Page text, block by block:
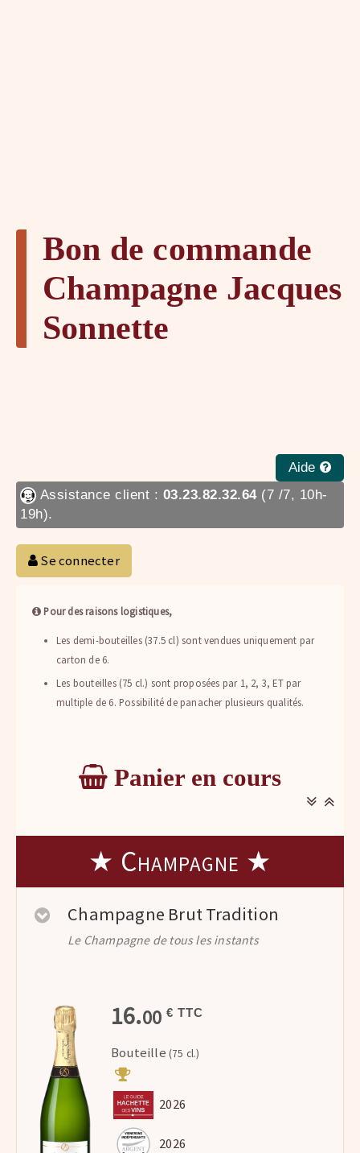
Bon de commande
Champagne Jacques
Sonnette
Aide
Assistance client : 03.23.82.32.64(7 /7, 10h-
19h).
Se connecter
Pour des raisons logistiques,
Les demi-bouteilles (37.5 cl) sont vendues uniquement par
carton de 6.
Les bouteilles (75 cl.) sont proposées par 1, 2, 3, ET par
multiple de 6. Possibilité de panacher plusieurs qualités.
Panier en cours
★ Champagne ★
Champagne Brut Tradition
Le Champagne de tous les instants
16.00 € TTC
Bouteille (75 cl.)
2026
2026